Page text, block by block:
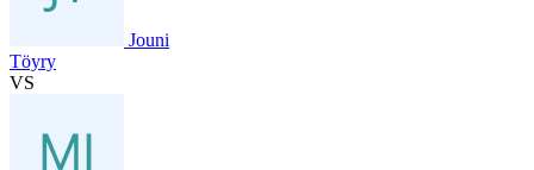
Jouni
Töyry
VS